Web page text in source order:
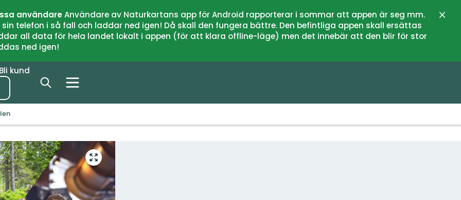
användareAnvändare av Naturkartans app för Android rapporterar i sommar att appen är seg mm.
telefon i så fall och laddar ned igen! Då skall den fungera bättre. Den befintliga appen skall ersättas
all data för hela landet lokalt i appen (för att klara offline-läge) men det innebär att den blir för stor
ned igen!
Bli kund
Gå
till
helskärmsläge